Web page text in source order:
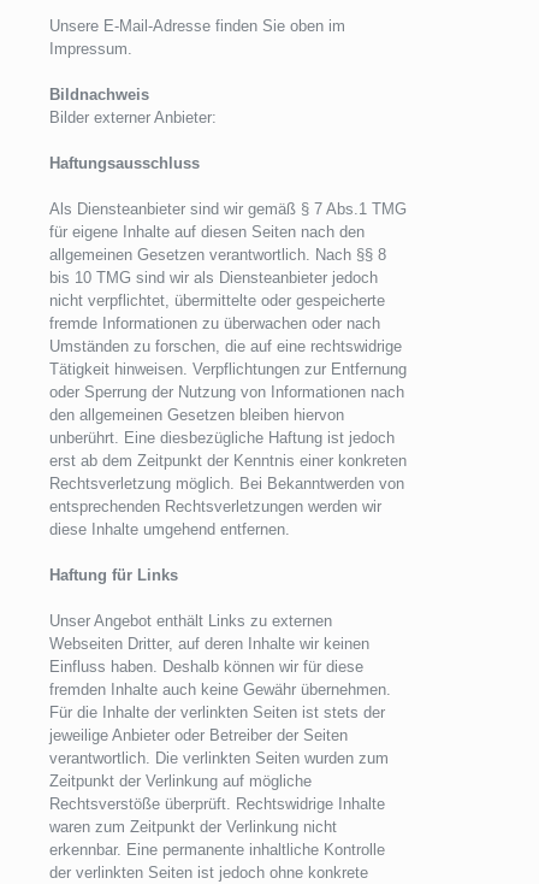
Unsere E-Mail-Adresse finden Sie oben im
Impressum.
Bildnachweis
Bilder externer Anbieter:
Haftungsausschluss
Als Diensteanbieter sind wir gemäß § 7 Abs.1 TMG
für eigene Inhalte auf diesen Seiten nach den
allgemeinen Gesetzen verantwortlich. Nach §§ 8
bis 10 TMG sind wir als Diensteanbieter jedoch
nicht verpflichtet, übermittelte oder gespeicherte
fremde Informationen zu überwachen oder nach
Umständen zu forschen, die auf eine rechtswidrige
Tätigkeit hinweisen. Verpflichtungen zur Entfernung
oder Sperrung der Nutzung von Informationen nach
den allgemeinen Gesetzen bleiben hiervon
unberührt. Eine diesbezügliche Haftung ist jedoch
erst ab dem Zeitpunkt der Kenntnis einer konkreten
Rechtsverletzung möglich. Bei Bekanntwerden von
entsprechenden Rechtsverletzungen werden wir
diese Inhalte umgehend entfernen.
Haftung für Links
Unser Angebot enthält Links zu externen
Webseiten Dritter, auf deren Inhalte wir keinen
Einfluss haben. Deshalb können wir für diese
fremden Inhalte auch keine Gewähr übernehmen.
Für die Inhalte der verlinkten Seiten ist stets der
jeweilige Anbieter oder Betreiber der Seiten
verantwortlich. Die verlinkten Seiten wurden zum
Zeitpunkt der Verlinkung auf mögliche
Rechtsverstöße überprüft. Rechtswidrige Inhalte
waren zum Zeitpunkt der Verlinkung nicht
erkennbar. Eine permanente inhaltliche Kontrolle
der verlinkten Seiten ist jedoch ohne konkrete